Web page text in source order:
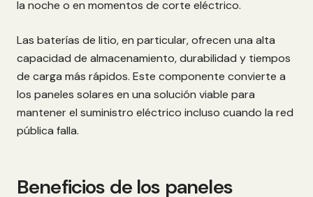
la noche o en momentos de corte eléctrico.
Las baterías de litio, en particular, ofrecen una alta
capacidad de almacenamiento, durabilidad y tiempos
de carga más rápidos. Este componente convierte a
los paneles solares en una solución viable para
mantener el suministro eléctrico incluso cuando la red
pública falla.
Beneficios de los paneles